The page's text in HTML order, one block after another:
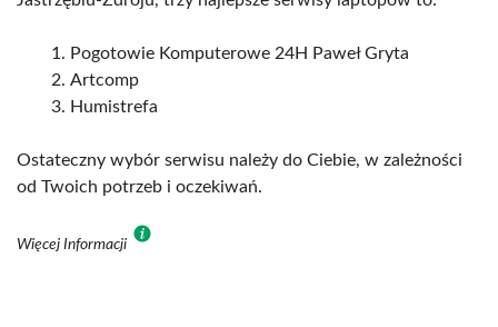
Pogotowie Komputerowe 24H Paweł Gryta
Artcomp
Humistrefa
Ostateczny wybór serwisu należy do Ciebie, w zależności
od Twoich potrzeb i oczekiwań.
Więcej Informacji